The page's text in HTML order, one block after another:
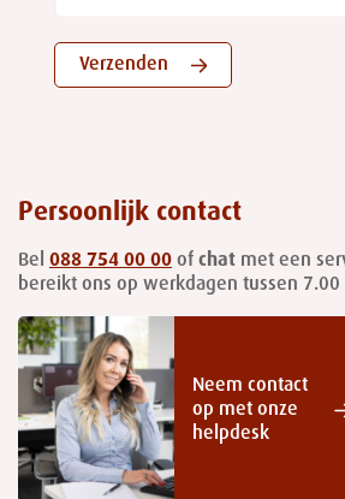
Verzenden
Persoonlijk contact
Bel 088 754 00 00 of chat met een
bereikt ons op werkdagen tussen 7.00
Neem contact
op met onze
helpdesk